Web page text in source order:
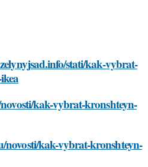
stati/kak-vybrat-
kak-vybrat-kronshteyn-
kak-vybrat-kronshteyn-